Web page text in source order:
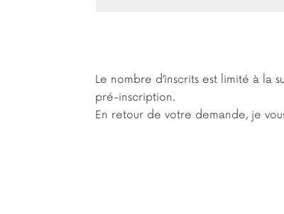
Le nombre d’inscrits est limité à la
pré-inscription.
En retour de votre demande, je